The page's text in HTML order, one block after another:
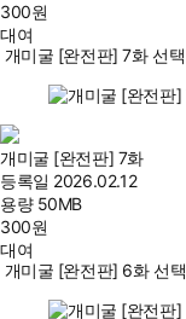
300원
대여
개미굴 [완전판] 7화 선택
개미굴 [완전판] 7화
등록일 2026.02.12
용량 50MB
300원
대여
개미굴 [완전판] 6화 선택